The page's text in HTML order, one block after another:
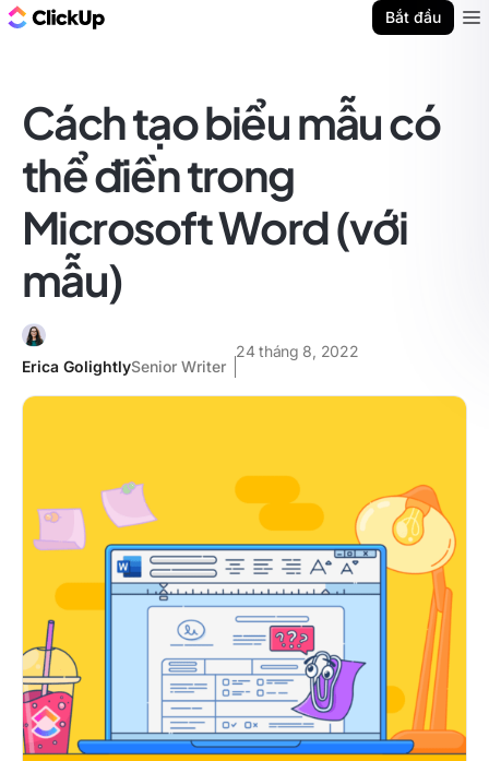
Bắt đầu
Cách tạo biểu mẫu có
thể điền trong
Microsoft Word (với
mẫu)
Erica GolightlySenior Writer
24 tháng 8, 2022